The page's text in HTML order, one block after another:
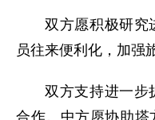
双方愿积极研究
员往来便利化，加强
双方支持进一步
合作。中方愿协助